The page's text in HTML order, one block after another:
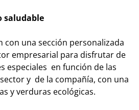
saludable
con una sección personalizada
empresarial para disfrutar de
especiales en función de las
y de la compañía, con una
y verduras ecológicas.